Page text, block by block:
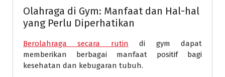
Olahraga di Gym: Manfaat dan Hal-hal
yang Perlu Diperhatikan
Berolahraga secara rutin di gym dapat
memberikan berbagai manfaat positif bagi
kesehatan dan kebugaran tubuh.